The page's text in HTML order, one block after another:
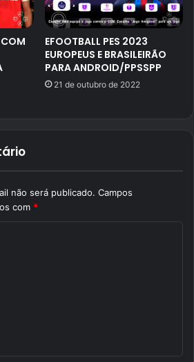
EFOOTBALL PES 2023
EUROPEUS E BRASILEIRÃO
PARA ANDROID/PPSSPP
21 de outubro de 2022
não será publicado. Campos
com *